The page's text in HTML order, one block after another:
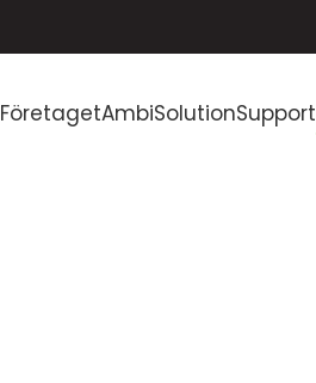
FöretagetAmbiSolutionSupport